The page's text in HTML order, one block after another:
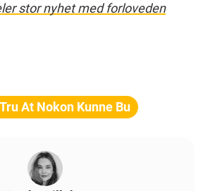
stor nyhet med forloveden
At Nokon Kunne Bu